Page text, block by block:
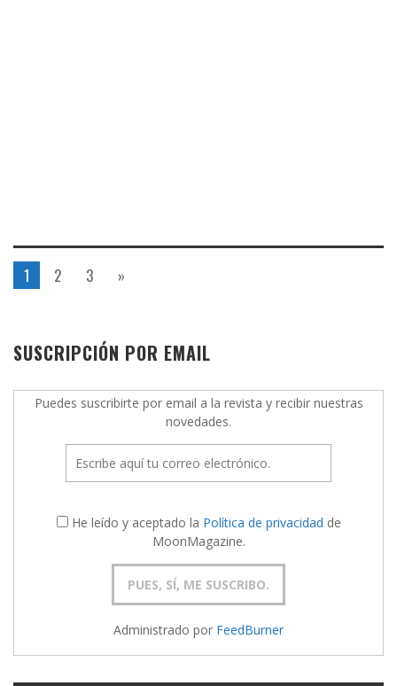
1 2 3 »
SUSCRIPCIÓN POR EMAIL
Puedes suscribirte por email a la revista y recibir nuestras
novedades.
He leído y aceptado la Política de privacidad de
MoonMagazine.
Administrado por FeedBurner